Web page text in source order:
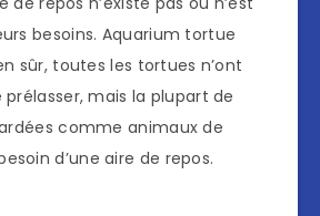
besoins. Aquarium tortue
sûr, toutes les tortues n’ont
prélasser, mais la plupart de
comme animaux de
d’une aire de repos.